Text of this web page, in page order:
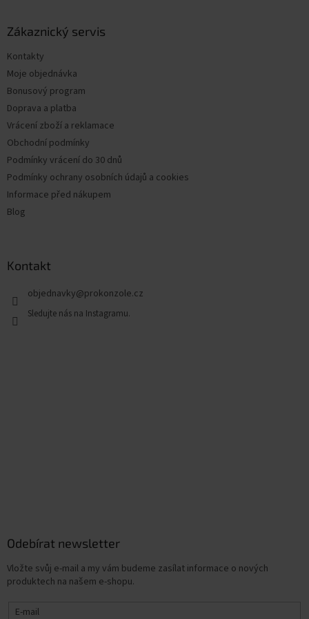
Zákaznický servis
Kontakty
Moje objednávka
Bonusový program
Doprava a platba
Vrácení zboží a reklamace
Obchodní podmínky
Podmínky vrácení do 30 dnů
Podmínky ochrany osobních údajů a cookies
Informace před nákupem
Blog
Kontakt
objednavky@prokonzole.cz
Odebírat newsletter
Vložte svůj e-mail a my vám budeme zasílat informace o nových
produktech na našem e-shopu.
E-mail